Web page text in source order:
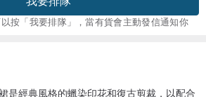
按「我要排隊」，當有貨會主動發信通知你
是經典風格的蠟染印花和復古剪裁，以配合